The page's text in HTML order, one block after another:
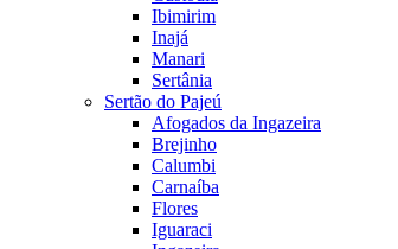
Ibimirim
Inajá
Manari
Sertânia
Sertão do Pajeú
Afogados da Ingazeira
Brejinho
Calumbi
Carnaíba
Flores
Iguaraci